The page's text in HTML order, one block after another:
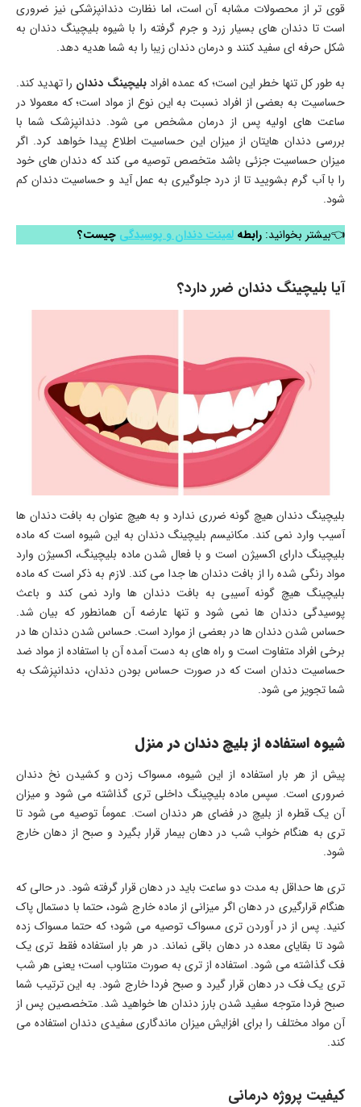
قوی تر از محصولات مشابه آن است، اما نظارت دندانپزشکی نیز ضروری
است تا دندان های بسیار زرد و جرم گرفته را با شیوه بلیچینگ دندان به
شکل حرفه ای سفید کنند و درمان دندان زیبا را به شما هدیه دهد.
به طور کل تنها خطر این است؛ که عمده افرادبلیچینگ دندان را تهدید کند.
حساسیت به بعضی از افراد نسبت به این نوع از مواد است؛ که معمولا در
ساعت های اولیه پس از درمان مشخص می شود. دندانپزشک شما با
بررسی دندان هایتان از میزان این حساسیت اطلاع پیدا خواهد کرد. اگر
میزان حساسیت جزئی باشد متخصص توصیه می کند که دندان های خود
را با آب گرم بشویید تا از درد جلوگیری به عمل آید و حساسیت دندان کم
شود.
👈بیشتر بخوانید: رابطه لمینت دندان و پوسیدگی چیست؟
آیا بلیچینگ دندان ضرر دارد؟
بلیچینگ دندان هیچ گونه ضرری ندارد و به هیچ عنوان به بافت دندان ها
آسیب وارد نمی کند. مکانیسم بلیچینگ دندان به این شیوه است که ماده
بلیچینگ دارای اکسیژن است و با فعال شدن ماده بلیچینگ، اکسیژن وارد
مواد رنگی شده را از بافت دندان ها جدا می‌ کند. لازم به ذکر است که ماده
بلیچینگ هیچ گونه آسیبی به بافت دندان ها وارد نمی کند و باعث
پوسیدگی دندان ها نمی شود و تنها عارضه آن همانطور که بیان شد.
حساس شدن دندان ها در بعضی از موارد است. حساس شدن دندان ها در
برخی افراد متفاوت است و راه های به دست آمده آن با استفاده از مواد ضد
حساسیت دندان است که در صورت حساس بودن دندان، دندانپزشک به
شما تجویز می شود.
شیوه استفاده از بلیچ دندان در منزل
پیش از هر بار استفاده از این شیوه، مسواک زدن و کشیدن نخ دندان
ضروری است. سپس ماده بلیچینگ داخلی تری گذاشته می شود و میزان
آن یک قطره از بلیچ در فضای هر دندان است. عموماً توصیه می شود تا
تری به هنگام خواب شب در دهان بیمار قرار بگیرد و صبح از دهان خارج
شود.
تری ها حداقل به مدت دو ساعت باید در دهان قرار گرفته شود. در حالی که
هنگام قرارگیری در دهان اگر میزانی از ماده خارج شود، حتما با دستمال پاک
کنید. پس از در آوردن تری مسواک توصیه می شود؛ که حتما مسواک زده
شود تا بقایای معده در دهان باقی نماند. در هر بار استفاده فقط تری یک
فک گذاشته می شود. استفاده از تری به صورت متناوب است؛ یعنی هر شب
تری یک فک در دهان قرار گیرد و صبح فردا خارج شود. به این ترتیب شما
صبح فردا متوجه سفید شدن بارز دندان ها خواهید شد. متخصصین پس از
آن مواد مختلف را برای افزایش میزان ماندگاری سفیدی دندان استفاده می
کند.
کیفیت پروژه درمانی